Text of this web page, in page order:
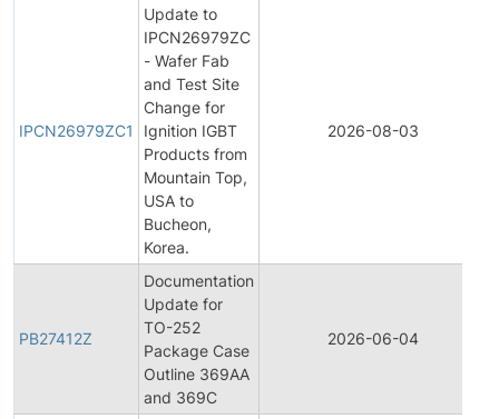
IPCN26979ZC1
Update to
IPCN26979ZC
- Wafer Fab
and Test Site
Change for
Ignition IGBT
Products from
Mountain Top,
USA to
Bucheon,
Korea.
2026-08-03
PB27412Z
Documentation
Update for
TO-252
Package Case
Outline 369AA
and 369C
2026-06-04